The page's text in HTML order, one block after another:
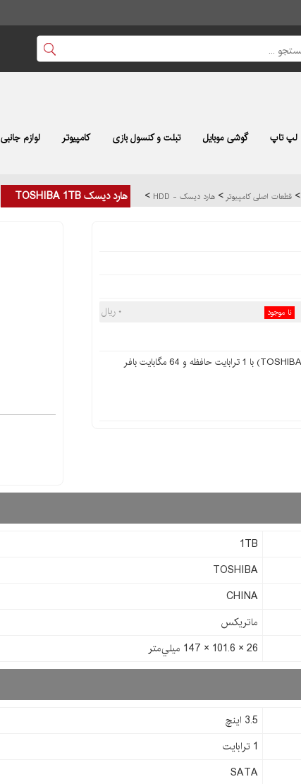
لپ تاپ گوشی موبایل تبلت و کنسول بازی کامپیوتر لوازم جانبی
> قطعات اصلی کامپیوتر > هارد دیسک - HDD > هارد دیسک TOSHIBA 1TB
۰ ریال نا موجود
هارد دیسک اینترنال توشیبا (TOSHIBA 1TB) با 1 ترابایت حافظه و 64 مگابایت بافر
1TB
TOSHIBA
CHINA
ماتریکس
26 × 101.6 × 147 ميلي‌متر
3.5 اینچ
1 ترابایت
SATA